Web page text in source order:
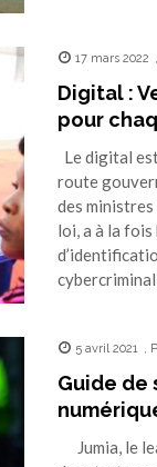
17 mars 2022
Digital :
pour
Le digital
route
des
loi, a à la
5 avril 2021 ,
Guide de
Jumia, le